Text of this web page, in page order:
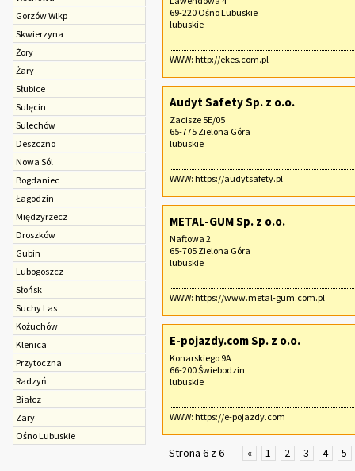
Gorzów Wlkp
Skwierzyna
Żory
Żary
Słubice
Sulęcin
Sulechów
Deszczno
Nowa Sól
Bogdaniec
Łagodzin
Międzyrzecz
Droszków
Gubin
Lubogoszcz
Słońsk
Suchy Las
Kożuchów
Klenica
Przytoczna
Radzyń
Białcz
Zary
Ośno Lubuskie
69-220 Ośno Lubuskie
lubuskie
WWW: http://ekes.com.pl
Audyt Safety Sp. z o.o.
Zacisze 5E/05
65-775 Zielona Góra
lubuskie
WWW: https://audytsafety.pl
METAL-GUM Sp. z o.o.
Naftowa 2
65-705 Zielona Góra
lubuskie
WWW: https://www.metal-gum.com.pl
E-pojazdy.com Sp. z o.o.
Konarskiego 9A
66-200 Świebodzin
lubuskie
WWW: https://e-pojazdy.com
Strona 6 z 6 « 1 2 3 4 5